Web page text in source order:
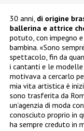
30 anni, di origine
ballerina e attrice
potuto, con impegno e
bambina. «Sono
spettacolo, fin da
i cantanti e le
motivava a cercarlo
mia vita artistica è
sono trasferita da
un’agenzia di moda
conosciuto proprio in
ha sempre creduto in